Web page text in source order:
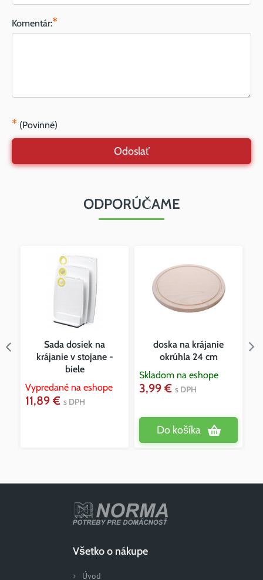
Komentár:*
* (Povinné)
Odoslať
ODPORÚČAME
Sada dosiek na
krájanie v stojane -
biele
Vypredané na eshope
11,89 € s DPH
doska na krájanie
okrúhla 24 cm
Skladom na eshope
3,99 € s DPH
Do košíka
Všetko o nákupe
Úvod